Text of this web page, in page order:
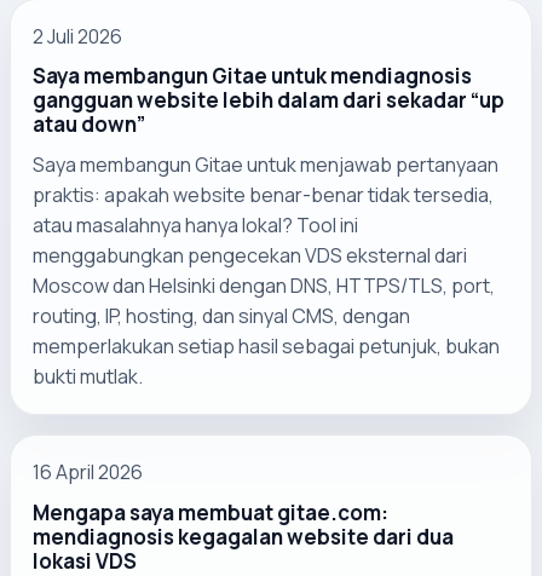
2 Juli 2026
Saya membangun Gitae untuk mendiagnosis
gangguan website lebih dalam dari sekadar “up
atau down”
Saya membangun Gitae untuk menjawab pertanyaan
praktis: apakah website benar-benar tidak tersedia,
atau masalahnya hanya lokal? Tool ini
menggabungkan pengecekan VDS eksternal dari
Moscow dan Helsinki dengan DNS, HTTPS/TLS, port,
routing, IP, hosting, dan sinyal CMS, dengan
memperlakukan setiap hasil sebagai petunjuk, bukan
bukti mutlak.
16 April 2026
Mengapa saya membuat gitae.com:
mendiagnosis kegagalan website dari dua
lokasi VDS